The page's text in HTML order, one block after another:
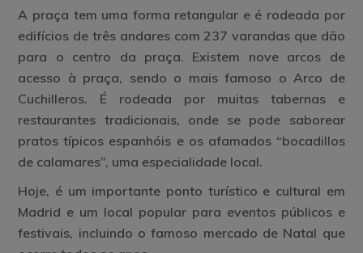
A praça tem uma forma retangular e é rodeada por
edifícios de três andares com 237 varandas que dão
para o centro da praça. Existem nove arcos de
acesso à praça, sendo o mais famoso o Arco de
Cuchilleros. É rodeada por muitas tabernas e
restaurantes tradicionais, onde se pode saborear
pratos típicos espanhóis e os afamados “bocadillos
de calamares”, uma especialidade local.
Hoje, é um importante ponto turístico e cultural em
Madrid e um local popular para eventos públicos e
festivais, incluindo o famoso mercado de Natal que